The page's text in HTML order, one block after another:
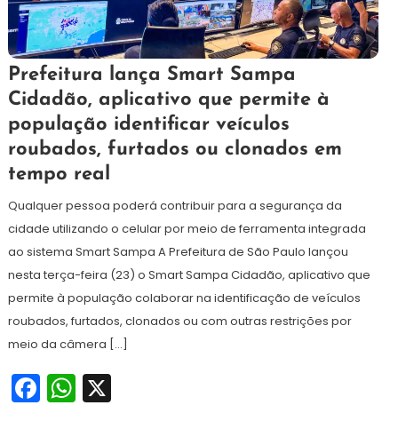
23
de
junho
de
2026
Maurilio
Prefeitura lança Smart Sampa
Cidadão, aplicativo que permite à
população identificar veículos
roubados, furtados ou clonados em
tempo real
Qualquer pessoa poderá contribuir para a segurança da
cidade utilizando o celular por meio de ferramenta integrada
ao sistema Smart Sampa A Prefeitura de São Paulo lançou
nesta terça-feira (23) o Smart Sampa Cidadão, aplicativo que
permite à população colaborar na identificação de veículos
roubados, furtados, clonados ou com outras restrições por
meio da câmera […]
Facebook
WhatsApp
X